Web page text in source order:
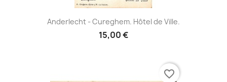
Anderlecht - Cureghem. Hôtel de Ville.
15,00 €
favorite_border